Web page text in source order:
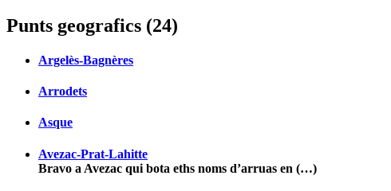
Punts geografics (24)
Argelès-Bagnères
Arrodets
Asque
Avezac-Prat-Lahitte
Bravo a Avezac qui bota eths noms d’arruas en (…)